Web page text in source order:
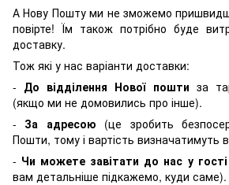
А Нову Пошту ми не зможемо
повірте! Їм також потрібно буде
доставку.
Тож які у нас варіанти доставки:
- До відділення Нової пошти за
(якщо ми не домовились про інше).
- За адресою (це зробить
Пошти, тому і вартість визначатимуть
- Чи можете завітати до нас у гості
вам детальніше підкажемо, куди саме).